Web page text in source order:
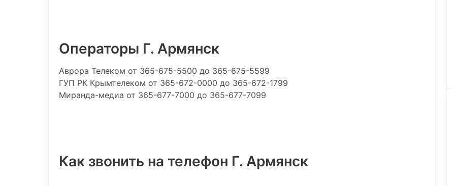
Операторы Г. Армянск
Аврора Телеком от 365-675-5500 до 365-675-5599
ГУП РК Крымтелеком от 365-672-0000 до 365-672-1799
Миранда-медиа от 365-677-7000 до 365-677-7099
Как звонить на телефон Г. Армянск